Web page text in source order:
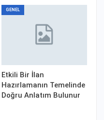
GENEL
Etkili Bir İlan
Hazırlamanın Temelinde
Doğru Anlatım Bulunur